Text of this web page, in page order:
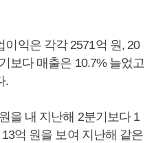
익은 각각 2571억 원, 20
보다 매출은 10.7% 늘었고
.
을 내 지난해 2분기보다 1
억 원을 보여 지난해 같은